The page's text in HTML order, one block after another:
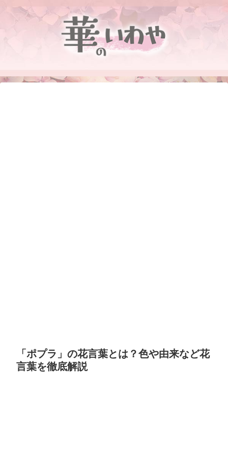
「ポプラ」の花言葉とは？色や由来など花
言葉を徹底解説